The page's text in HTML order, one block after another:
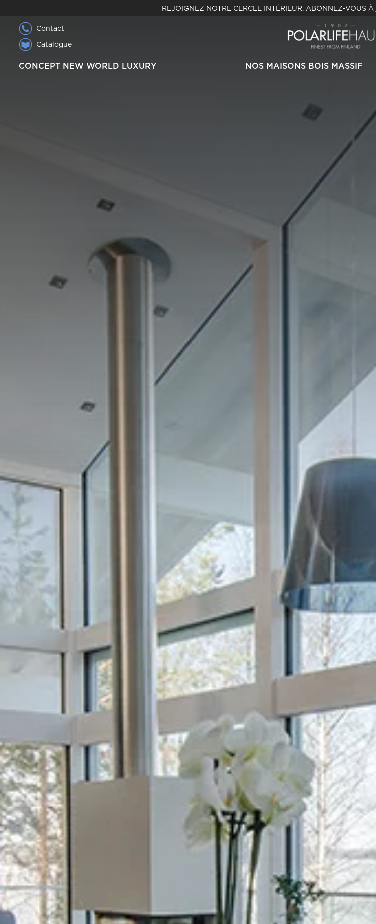
REJOIGNEZ NOTRE CERCLE INTÉRIEUR. ABONNEZ-VOUS À
Contact
Catalogue
CONCEPT NEW WORLD LUXURY NOS MAISONS BOIS MASSIF